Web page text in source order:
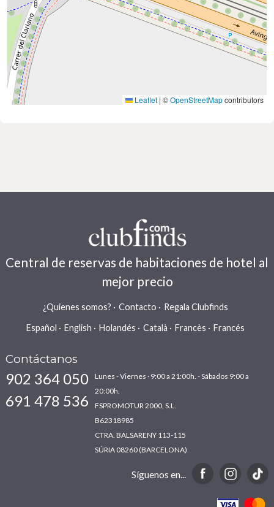
Leaflet | ©OpenStreetMapcontributors
Central de reservas de habitaciones de hotel al
mejor precio
¿Quienes somos? Contacto
Regala Clubfinds
Español
English Holandés Català Francès Francés
Contáctanos
902 364 050
691 478 536
Lunes - Viernes · 9:00 a 21:00h. - Sábados 9:00 a
20:00h.
FSPROMOTUR 2000, S.L.
B62318985
CTRA. BALSARENY 113-115
SÚRIA 08260 (BARCELONA)
Síguenos en...